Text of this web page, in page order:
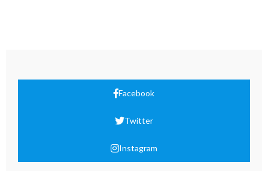
Facebook
Twitter
Instagram